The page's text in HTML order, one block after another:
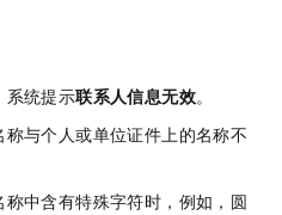
系统提示联系人信息无效。
与个人或单位证件上的名称不
中含有特殊字符时，例如，圆